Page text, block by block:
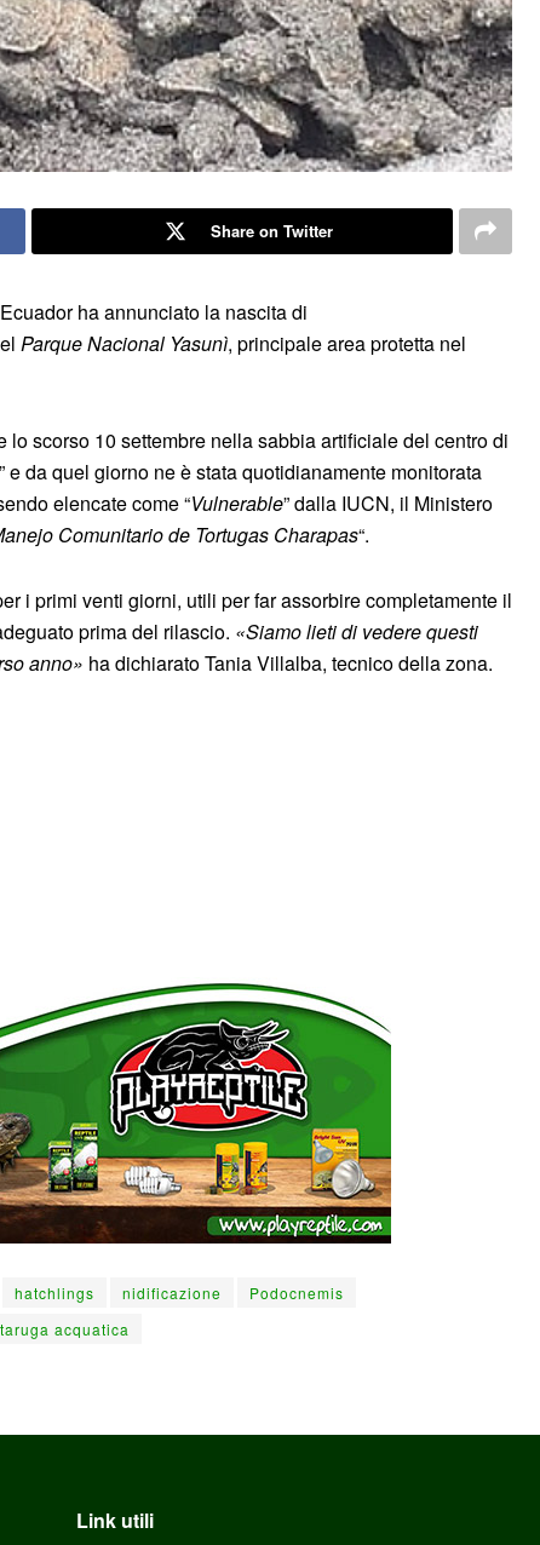
Share on Twitter
ha annunciato la nascita di
Parque Nacional Yasunì, principale area protetta nel
scorso 10 settembre nella sabbia artificiale del centro di
” e da quel giorno ne è stata quotidianamente monitorata
elencate come “Vulnerable” dalla IUCN, il Ministero
Comunitario de Tortugas Charapas“.
i primi venti giorni, utili per far assorbire completamente il
prima del rilascio. «Siamo lieti di vedere questi
anno» ha dichiarato Tania Villalba, tecnico della zona.
hatchlings nidificazione
Podocnemis
acquatica
Link utili